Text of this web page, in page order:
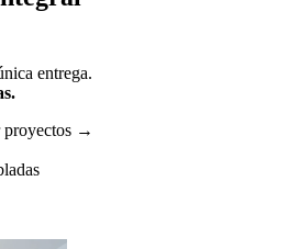
entrega.
proyectos →